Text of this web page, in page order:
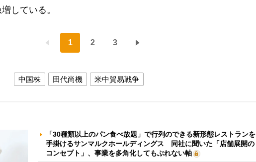
している。
1 2 3
中国株 田代尚機 米中貿易戦争
「30種類以上のパン食べ放題」で行列のできる新形態レストランを
手掛けるサンマルクホールディングス 同社に聞いた「店舗展開の
コンセプト」、事業を多角化してもぶれない軸